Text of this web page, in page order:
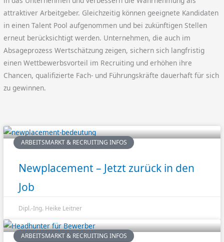
attraktiver Arbeitgeber. Gleichzeitig können geeignete Kandidaten
in einen Talent Pool aufgenommen und bei zukünftigen Stellen
erneut berücksichtigt werden. Unternehmen, die auch im
Absageprozess Wertschätzung zeigen, sichern sich langfristig
einen Wettbewerbsvorteil im Recruiting und erhöhen ihre
Chancen, qualifizierte Fach- und Führungskräfte dauerhaft für sich
zu gewinnen.
ARBEITSMARKT & RECRUITING INFOS
Newplacement – Jetzt zurück in den
Job
Dipl.-Ing. Heike Leitner
ARBEITSMARKT & RECRUITING INFOS